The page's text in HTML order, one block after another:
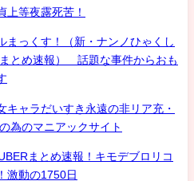
上等夜露死苦！
まっくす！（新・ナンノひゃくし
とめ速報） 話題な事件からおも
キャラだいすき永遠の非リア充・
為のマニアックサイト
まとめ速報！キモデブロリコ
激動の1750日